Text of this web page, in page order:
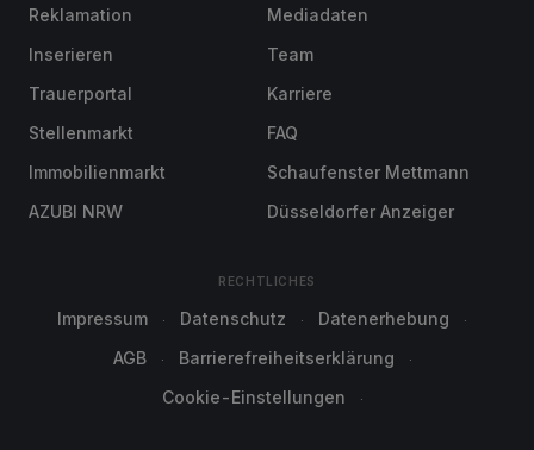
Reklamation
Inserieren
Trauerportal
Stellenmarkt
Immobilienmarkt
AZUBI NRW
Mediadaten
Team
Karriere
FAQ
Schaufenster Mettmann
Düsseldorfer Anzeiger
RECHTLICHES
Impressum Datenschutz
Datenerhebung
AGB
Barrierefreiheitserklärung
Cookie-Einstellungen